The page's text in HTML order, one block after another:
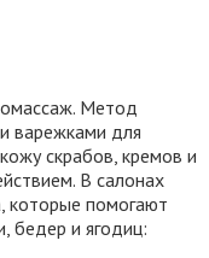
Метод
варежками для
скрабов, кремов и
В салонах
которые помогают
бедер и ягодиц: